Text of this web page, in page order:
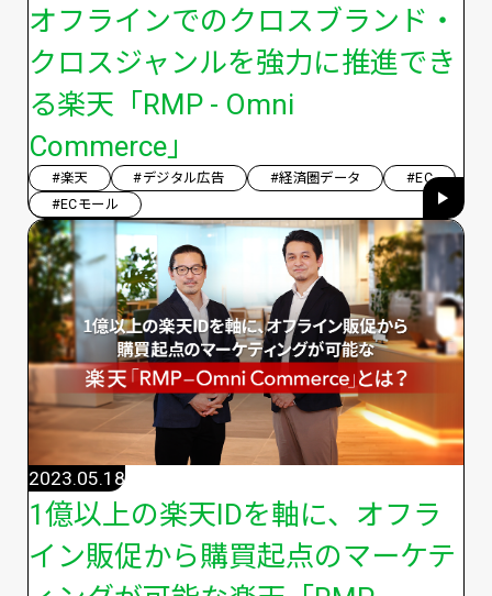
オフラインでのクロスブランド・
クロスジャンルを強力に推進でき
る楽天「RMP - Omni
Commerce」
#楽天 #デジタル広告 #経済圏データ
#EC
#ECモール
1億以上の楽天IDを軸に、オフラ
イン販促から購買起点のマーケテ
2023.05.18